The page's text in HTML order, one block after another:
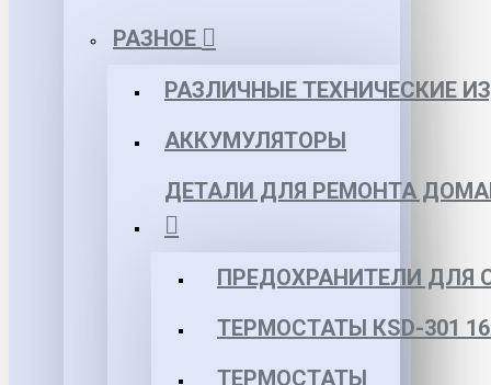
РАЗНОЕ
РАЗЛИЧНЫЕ ТЕХНИЧЕСКИЕ
АККУМУЛЯТОРЫ
ДЕТАЛИ ДЛЯ РЕМОНТА
ПРЕДОХРАНИТЕЛИ ДЛЯ
ТЕРМОСТАТЫ КSD-301
ТЕРМОСТАТЫ